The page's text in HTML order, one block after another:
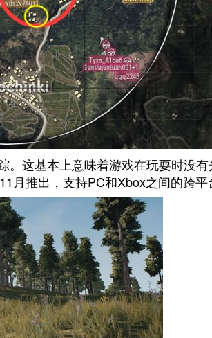
。这基本上意味着游戏在玩耍时没
推出，支持PC和Xbox之间的跨平